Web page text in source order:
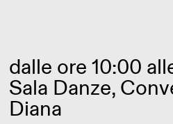
dalle ore 10:00
Sala Danze,
Diana